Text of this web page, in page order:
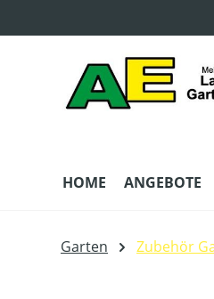
HOME ANGEBOTE
Garten Zubehör